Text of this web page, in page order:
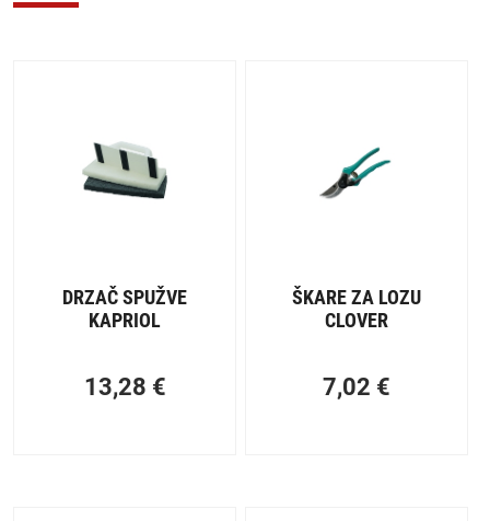
DRZAČ SPUŽVE
KAPRIOL
13,28 €
ŠKARE ZA LOZU
CLOVER
7,02 €